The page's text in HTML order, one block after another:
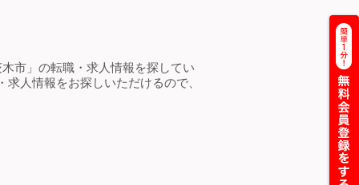
市」の転職・求人情報を探してい
人情報をお探しいただけるので、